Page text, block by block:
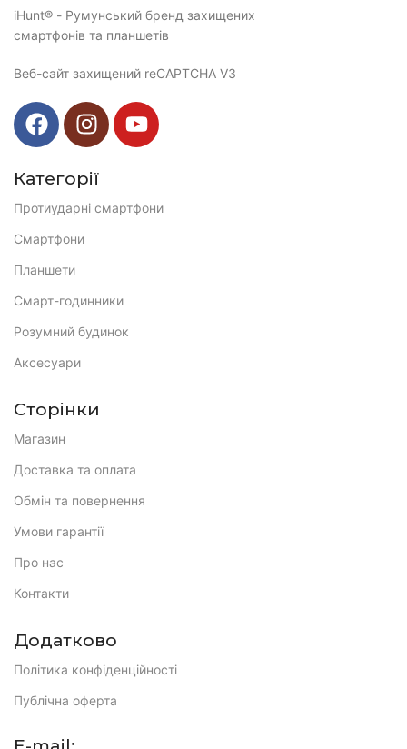
iHunt® - Румунський бренд захищених
смартфонів та планшетів
Веб-сайт захищений reCAPTCHA V3
Категорії
Протиударні смартфони
Смартфони
Планшети
Смарт-годинники
Розумний будинок
Аксесуари
Сторінки
Магазин
Доставка та оплата
Обмін та повернення
Умови гарантії
Про нас
Контакти
Додатково
Політика конфіденційності
Публічна оферта